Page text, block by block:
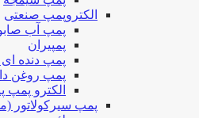
الکتروپمپ صنعتی
پمپ آب
پمپیران
پمپ دنده
پمپ روغن
الکترو
پمپ سیرکولاتور